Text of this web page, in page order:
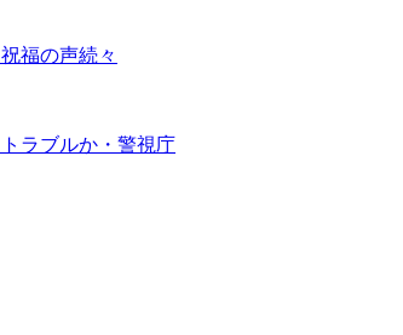
福の声続々
ラブルか・警視庁